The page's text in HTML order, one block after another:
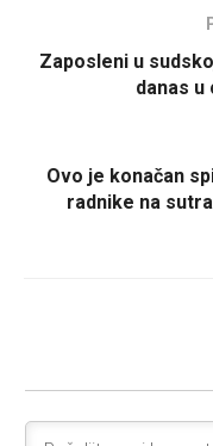
Zaposleni u
danas
Ovo je konačan
radnike na